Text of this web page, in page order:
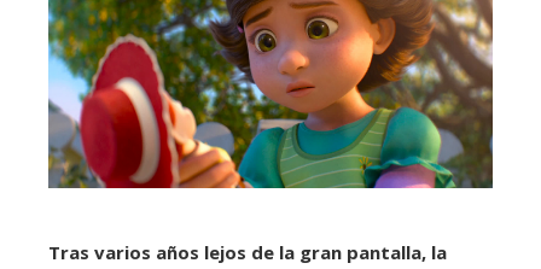
Tras varios años lejos de la gran pantalla, la